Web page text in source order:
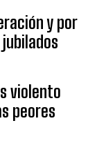
y por
violento
peores